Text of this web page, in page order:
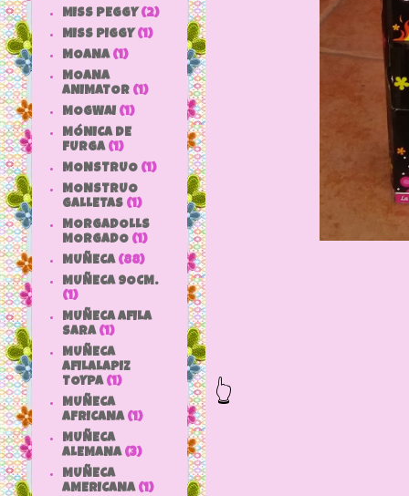
👆
MISS PEGGY (2)
MISS PIGGY (1)
MOANA (1)
MOANA
ANIMATOR (1)
MOGWAI (1)
MÓNICA DE
FURGA (1)
MONSTRUO (1)
MONSTRUO
GALLETAS (1)
MORGADOLLS
MORGADO (1)
MUÑECA (88)
MUÑECA 9OCM.
(1)
MUÑECA AFILA
SARA (1)
MUÑECA
AFILALAPIZ
TOYPA (1)
MUÑECA
AFRICANA (1)
MUÑECA
ALEMANA (3)
MUÑECA
AMERICANA (1)